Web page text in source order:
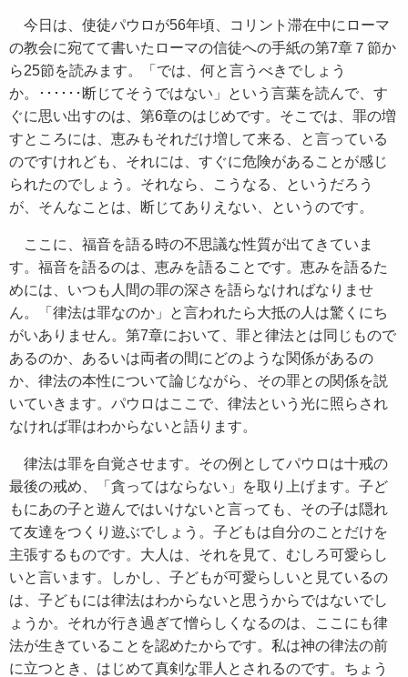
今日は、使徒パウロが56年頃、コリント滞在中にローマ
の教会に宛てて書いたローマの信徒への手紙の第7章７節か
ら25節を読みます。「では、何と言うべきでしょう
か。･･････断じてそうではない」という言葉を読んで、す
ぐに思い出すのは、第6章のはじめです。そこでは、罪の増
すところには、恵みもそれだけ増して来る、と言っている
のですけれども、それには、すぐに危険があることが感じ
られたのでしょう。それなら、こうなる、というだろう
が、そんなことは、断じてありえない、というのです。
ここに、福音を語る時の不思議な性質が出てきていま
す。福音を語るのは、恵みを語ることです。恵みを語るた
めには、いつも人間の罪の深さを語らなければなりませ
ん。「律法は罪なのか」と言われたら大抵の人は驚くにち
がいありません。第7章において、罪と律法とは同じもので
あるのか、あるいは両者の間にどのような関係があるの
か、律法の本性について論じながら、その罪との関係を説
いていきます。パウロはここで、律法という光に照らされ
なければ罪はわからないと語ります。
律法は罪を自覚させます。その例としてパウロは十戒の
最後の戒め、「貪ってはならない」を取り上げます。子ど
もにあの子と遊んではいけないと言っても、その子は隠れ
て友達をつくり遊ぶでしょう。子どもは自分のことだけを
主張するものです。大人は、それを見て、むしろ可愛らし
いと言います。しかし、子どもが可愛らしいと見ているの
は、子どもには律法はわからないと思うからではないでし
ょうか。それが行き過ぎて憎らしくなるのは、ここにも律
法が生きていることを認めたからです。私は神の律法の前
に立つとき、はじめて真剣な罪人とされるのです。ちょう